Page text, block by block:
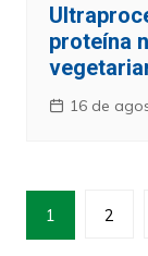
proteína
16 de
Paginação
de
1 2